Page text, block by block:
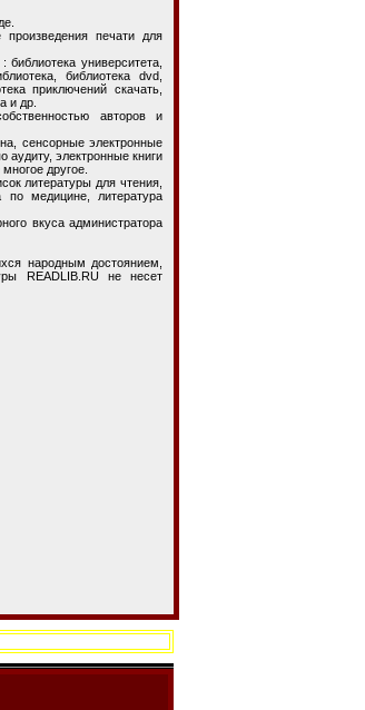
печати для
университета,
библиотека dvd,
приключений скачать,
и др.
авторов и
сенсорные электронные
аудиту, электронные книги
другое.
литературы для чтения,
по медицине, литература
вкуса администратора
народным достоянием,
READLIB.RU не несет